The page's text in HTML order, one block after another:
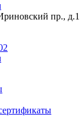
пр., д.1